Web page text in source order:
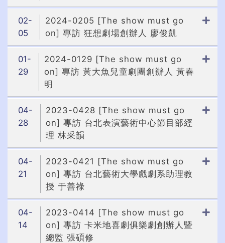
02-
05
2024-0205 [The show must go
on] 專訪 狂想劇場創辦人 廖俊凱
01-
29
2024-0129 [The show must go
on] 專訪 黃大魚兒童劇團創辦人 黃春
明
04-
28
2023-0428 [The show must go
on] 專訪 台北表演藝術中心節目部經
理 林采韻
04-
21
2023-0421 [The show must go
on] 專訪 台北藝術大學戲劇系助理教
授 于善祿
04-
14
2023-0414 [The show must go
on] 專訪 卡米地喜劇俱樂劇創辦人暨
總監 張碩修